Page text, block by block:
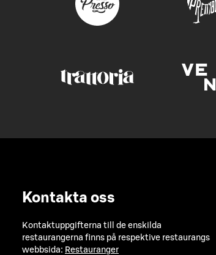
Kontakta oss
Kontaktuppgifterna till de enskilda
restaurangerna finns på respektive restaurangs
webbsida: Restauranger